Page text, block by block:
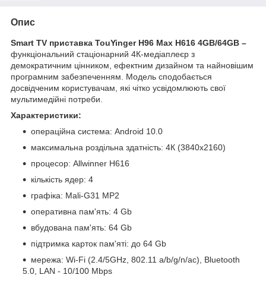
Опис
Smart TV приставка TouYinger H96 Max H616 4GB/64GB –
функціональний стаціонарний 4К-медіаплеєр з
демократичним цінником, ефектним дизайном та найновішим
програмним забезпеченням. Модель сподобається
досвідченим користувачам, які чітко усвідомлюють свої
мультимедійні потреби.
Характеристики:
операційна система: Android 10.0
максимальна роздільна здатність: 4К (3840x2160)
процесор: Allwinner H616
кількість ядер: 4
графіка: Mali-G31 MP2
оперативна пам'ять: 4 Gb
вбудована пам'ять: 64 Gb
підтримка карток пам'яті: до 64 Gb
мережа: Wi-Fi (2.4/5GHz, 802.11 a/b/g/n/ac), Bluetooth
5.0, LAN - 10/100 Mbps